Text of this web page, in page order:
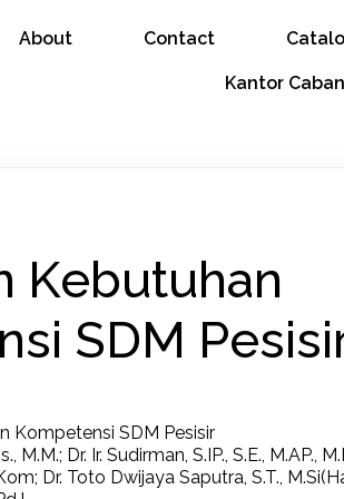
About Contact
Kantor
Kebutuhan
SDM
Kompetensi SDM Pesisir
M.M.; Dr. Ir. Sudirman, S.IP., S.E., M.AP.,
Dr. Toto Dwijaya Saputra, S.T.,